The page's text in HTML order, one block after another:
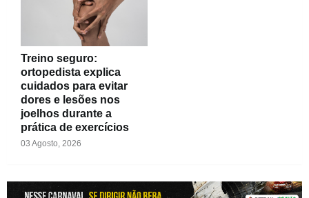
Treino seguro:
ortopedista explica
cuidados para evitar
dores e lesões nos
joelhos durante a
prática de exercícios
03 Agosto, 2026